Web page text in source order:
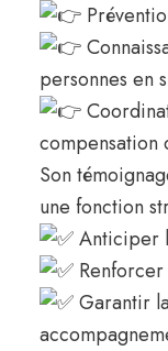
personnes en
compensation
Son
une fonction
Anticiper
Renforcer
Garantir